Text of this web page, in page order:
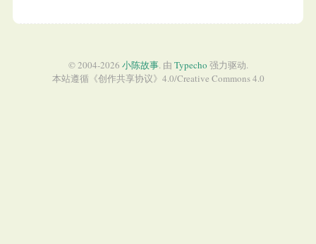
© 2004-2026 小陈故事. 由 Typecho 强力驱动.
本站遵循《创作共享协议》4.0/Creative Commons 4.0